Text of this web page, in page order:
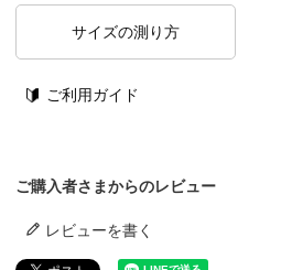
サイズの測り方
ご利用ガイド
ご購入者さまからのレビュー
レビューを書く